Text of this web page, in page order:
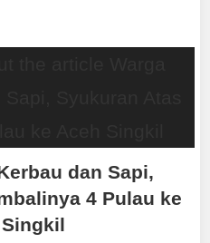
dan Sapi,
4 Pulau ke